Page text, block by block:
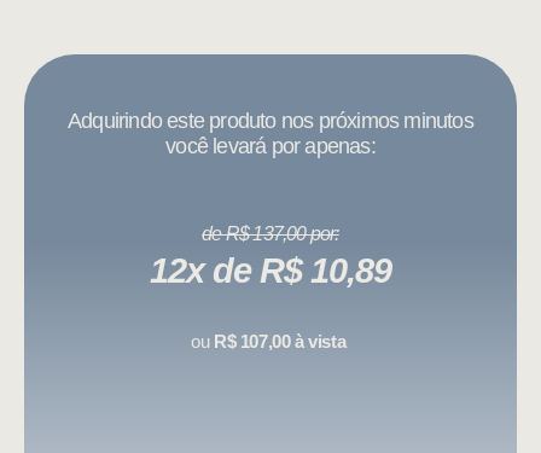
Adquirindo este produto nos próximos minutos
você levará por apenas:
de R$ 137,00 por:
12x de R$ 10,89
ou R$ 107,00 à vista